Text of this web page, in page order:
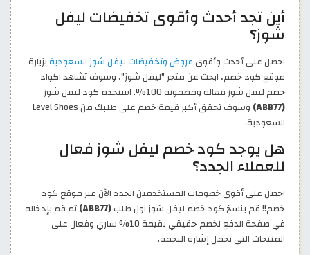
أين تجد أحدث وأقوى تخفيضات ليفل
شوز؟
احصل على أحدث وأقوى عروض وتخفيضات ليفل شوز السعودية بزيارة
موقع كود خصم، ابحث عن متجر "ليفل شوز"، وسوف تشاهد اكواد
خصم ليفل شوز فعالة ومضمونة 100%. استخدم كود ليفل شوز
(ABB77)
وسوف تحقق أكبر قيمة خصم على طلبك من Level Shoes
السعودية.
هل يوجد كود خصم ليفل شوز فعال
للعملاء الجدد؟
احصل على أقوى خصومات المستخدمين الجدد الآن عبر موقع كود
خصم!! قم بنسخ كود خصم ليفل شوز اول طلب(ABB77)
ثم قم بإدخاله
في صفحة الدفع لخصم حقيقي بقيمة 10% ساري وفعال على
المنتجات التي تحمل إشارة النجمة.